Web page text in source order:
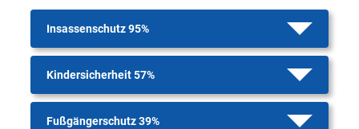
Insassenschutz 95%
Kindersicherheit 57%
Fußgängerschutz 39%